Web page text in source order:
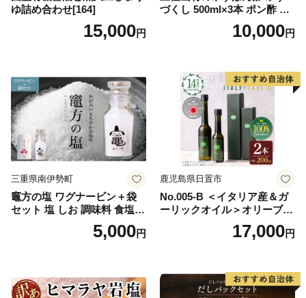
ゆ詰め合わせ[164]
15,000円
づくし 500ml×3本 ポン酢 ポ
ンズ ゆず 柚子 調味料 さっぱ
り 美味しい おいしい 鍋 しゃ
10,000円
三重県南伊勢町
竈方の塩 ワグナービン＋袋
セット 塩 しお 調味料 食塩
天然 ミネラル 調味料 ソルト
salt 料理 味付 おにぎり 三重
5,000円
鹿児島県日置市
No.005-B ＜イタリア産＆ガ
ーリックオイル＞オリーブオ
イルセット(200ml×2本) 日置
市 特産品 調味料 油 エキスト
ブ】
17,000円